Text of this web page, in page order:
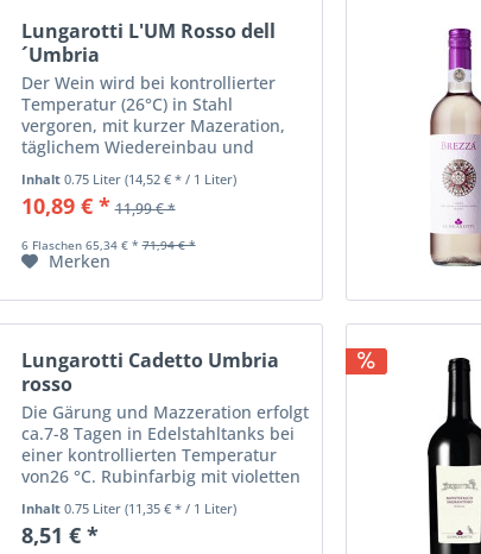
Lungarotti L'UM Rosso dell
´Umbria
Der Wein wird bei kontrollierter
Temperatur (26°C) in Stahl
vergoren, mit kurzer Mazeration,
täglichem Wiedereinbau und
Entlüften nach 18 Tagen, 8-10
Monate im Barrique gereift und
dann in der Flasche vor der
Inhalt 0.75 Liter (14,52 € * / 1 Liter)
10,89 € * 11,99 € *
6 Flaschen 65,34 € * 71,94 € *
Merken
Lungarotti Cadetto Umbria
rosso
Die Gärung und Mazzeration erfolgt
ca.7-8 Tagen in Edelstahltanks bei
einer kontrollierten Temperatur
von26 °C. Rubinfarbig mit violetten
Nuancen. In der Nase finden sich
Noten von Veilchen und grünen
Gewürzen. Cadetto Rosso...
Inhalt 0.75 Liter (11,35 € * / 1 Liter)
8,51 € *